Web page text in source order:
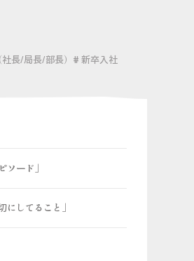
長/局長/部長） # 新卒入社
ソード」
にしてること」